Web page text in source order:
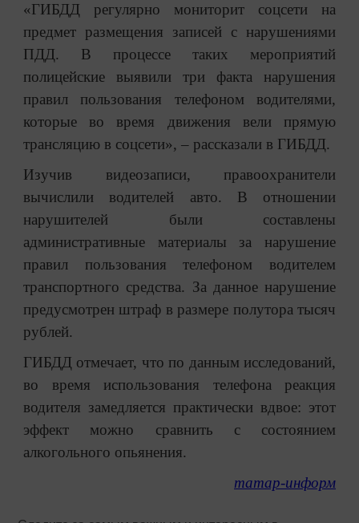
«ГИБДД регулярно мониторит соцсети на
предмет размещения записей с нарушениями
ПДД. В процессе таких мероприятий
полицейские выявили три факта нарушения
правил пользования телефоном водителями,
которые во время движения вели прямую
трансляцию в соцсети», – рассказали в ГИБДД.
Изучив видеозаписи, правоохранители
вычислили водителей авто. В отношении
нарушителей были составлены
административные материалы за нарушение
правил пользования телефоном водителем
транспортного средства. За данное нарушение
предусмотрен штраф в размере полутора тысяч
рублей.
ГИБДД отмечает, что по данным исследований,
во время использования телефона реакция
водителя замедляется практически вдвое: этот
эффект можно сравнить с состоянием
алкогольного опьянения.
татар-информ